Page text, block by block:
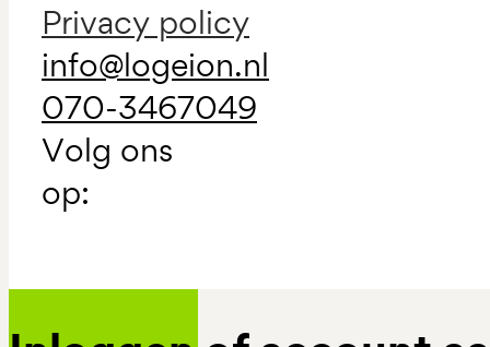
Privacy policy
info@logeion.nl
070-3467049
Volg ons
op: